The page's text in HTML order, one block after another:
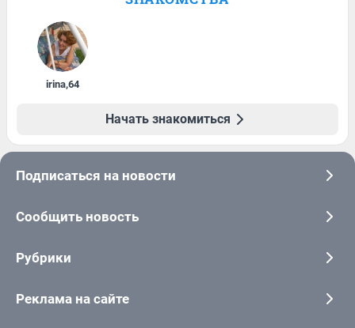
irina,64
Начать знакомиться
Подписаться на новости
Сообщить новость
Рубрики
Реклама на сайте